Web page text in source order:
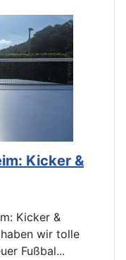
Kicker &
Kicker &
wir tolle
Fußbal...